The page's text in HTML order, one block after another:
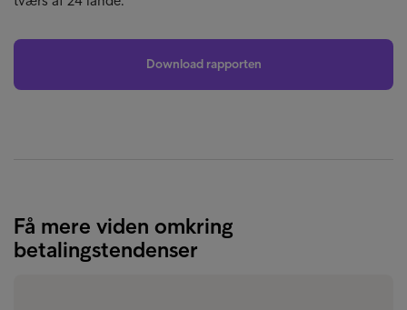
Download rapporten
Få mere viden omkring
betalingstendenser